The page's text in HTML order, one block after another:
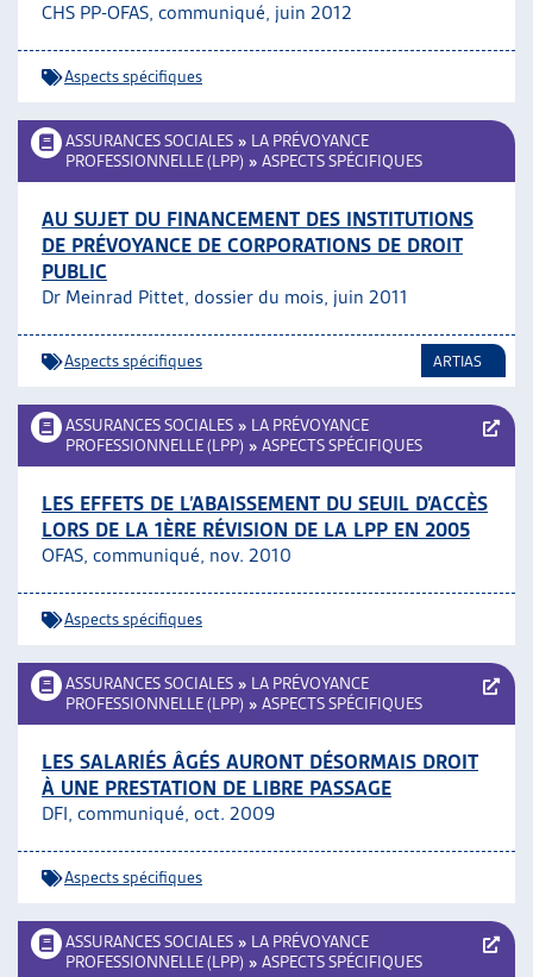
CHS PP-OFAS, communiqué, juin 2012
Aspects spécifiques
ASSURANCES SOCIALES » LA PRÉVOYANCE
PROFESSIONNELLE (LPP) » ASPECTS SPÉCIFIQUES
AU SUJET DU FINANCEMENT DES INSTITUTIONS
DE PRÉVOYANCE DE CORPORATIONS DE DROIT
PUBLIC
Dr Meinrad Pittet, dossier du mois, juin 2011
Aspects spécifiques ARTIAS
ASSURANCES SOCIALES » LA PRÉVOYANCE
PROFESSIONNELLE (LPP) » ASPECTS SPÉCIFIQUES
LES EFFETS DE L’ABAISSEMENT DU SEUIL D’ACCÈS
LORS DE LA 1ÈRE RÉVISION DE LA LPP EN 2005
OFAS, communiqué, nov. 2010
Aspects spécifiques
ASSURANCES SOCIALES » LA PRÉVOYANCE
PROFESSIONNELLE (LPP) » ASPECTS SPÉCIFIQUES
LES SALARIÉS ÂGÉS AURONT DÉSORMAIS DROIT
À UNE PRESTATION DE LIBRE PASSAGE
DFI, communiqué, oct. 2009
Aspects spécifiques
ASSURANCES SOCIALES » LA PRÉVOYANCE
PROFESSIONNELLE (LPP) » ASPECTS SPÉCIFIQUES